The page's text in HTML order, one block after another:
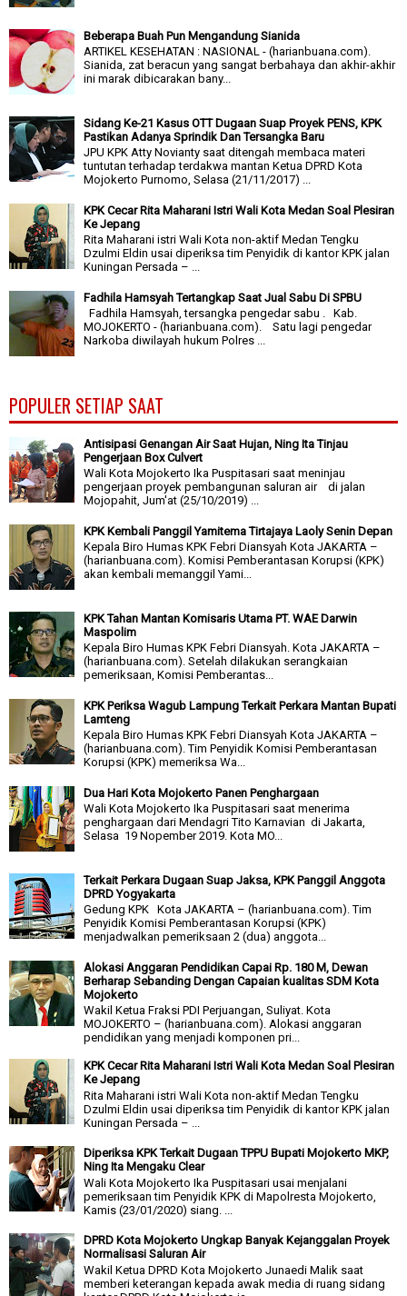
Beberapa Buah Pun Mengandung Sianida
ARTIKEL KESEHATAN : NASIONAL - (harianbuana.com).
Sianida, zat beracun yang sangat berbahaya dan akhir-akhir
ini marak dibicarakan bany...
Sidang Ke-21 Kasus OTT Dugaan Suap Proyek PENS, KPK
Pastikan Adanya Sprindik Dan Tersangka Baru
JPU KPK Atty Novianty saat ditengah membaca materi
tuntutan terhadap terdakwa mantan Ketua DPRD Kota
Mojokerto Purnomo, Selasa (21/11/2017) ...
KPK Cecar Rita Maharani Istri Wali Kota Medan Soal Plesiran
Ke Jepang
Rita Maharani istri Wali Kota non-aktif Medan Tengku
Dzulmi Eldin usai diperiksa tim Penyidik di kantor KPK jalan
Kuningan Persada – ...
Fadhila Hamsyah Tertangkap Saat Jual Sabu Di SPBU
Fadhila Hamsyah, tersangka pengedar sabu . Kab.
MOJOKERTO - (harianbuana.com). Satu lagi pengedar
Narkoba diwilayah hukum Polres ...
POPULER SETIAP SAAT
Antisipasi Genangan Air Saat Hujan, Ning Ita Tinjau
Pengerjaan Box Culvert
Wali Kota Mojokerto Ika Puspitasari saat meninjau
pengerjaan proyek pembangunan saluran air di jalan
Mojopahit, Jum'at (25/10/2019) ...
KPK Kembali Panggil Yamitema Tirtajaya Laoly Senin Depan
Kepala Biro Humas KPK Febri Diansyah Kota JAKARTA –
(harianbuana.com). Komisi Pemberantasan Korupsi (KPK)
akan kembali memanggil Yami...
KPK Tahan Mantan Komisaris Utama PT. WAE Darwin
Maspolim
Kepala Biro Humas KPK Febri Diansyah. Kota JAKARTA –
(harianbuana.com). Setelah dilakukan serangkaian
pemeriksaan, Komisi Pemberantas...
KPK Periksa Wagub Lampung Terkait Perkara Mantan Bupati
Lamteng
Kepala Biro Humas KPK Febri Diansyah Kota JAKARTA –
(harianbuana.com). Tim Penyidik Komisi Pemberantasan
Korupsi (KPK) memeriksa Wa...
Dua Hari Kota Mojokerto Panen Penghargaan
Wali Kota Mojokerto Ika Puspitasari saat menerima
penghargaan dari Mendagri Tito Karnavian di Jakarta,
Selasa 19 Nopember 2019. Kota MO...
Terkait Perkara Dugaan Suap Jaksa, KPK Panggil Anggota
DPRD Yogyakarta
Gedung KPK Kota JAKARTA – (harianbuana.com). Tim
Penyidik Komisi Pemberantasan Korupsi (KPK)
menjadwalkan pemeriksaan 2 (dua) anggota...
Alokasi Anggaran Pendidikan Capai Rp. 180 M, Dewan
Berharap Sebanding Dengan Capaian kualitas SDM Kota
Mojokerto
Wakil Ketua Fraksi PDI Perjuangan, Suliyat. Kota
MOJOKERTO – (harianbuana.com). Alokasi anggaran
pendidikan yang menjadi komponen pri...
KPK Cecar Rita Maharani Istri Wali Kota Medan Soal Plesiran
Ke Jepang
Rita Maharani istri Wali Kota non-aktif Medan Tengku
Dzulmi Eldin usai diperiksa tim Penyidik di kantor KPK jalan
Kuningan Persada – ...
Diperiksa KPK Terkait Dugaan TPPU Bupati Mojokerto MKP,
Ning Ita Mengaku Clear
Wali Kota Mojokerto Ika Puspitasari usai menjalani
pemeriksaan tim Penyidik KPK di Mapolresta Mojokerto,
Kamis (23/01/2020) siang. ...
DPRD Kota Mojokerto Ungkap Banyak Kejanggalan Proyek
Normalisasi Saluran Air
Wakil Ketua DPRD Kota Mojokerto Junaedi Malik saat
memberi keterangan kepada awak media di ruang sidang